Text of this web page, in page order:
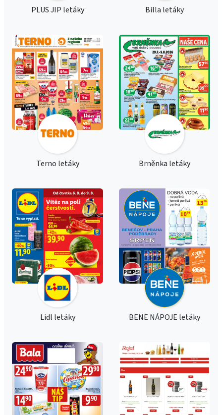
PLUS JIP letáky Billa letáky
Terno letáky Brněnka letáky
Lidl letáky BENE NÁPOJE letáky